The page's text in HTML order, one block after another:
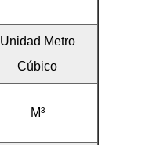
Unidad Metro
Cúbico
M³